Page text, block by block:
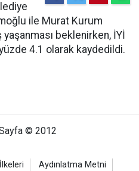
ile Murat Kurum
yaşanması beklenirken, İYİ
yüzde 4.1 olarak kaydedildi.
© 2012
Aydınlatma Metni